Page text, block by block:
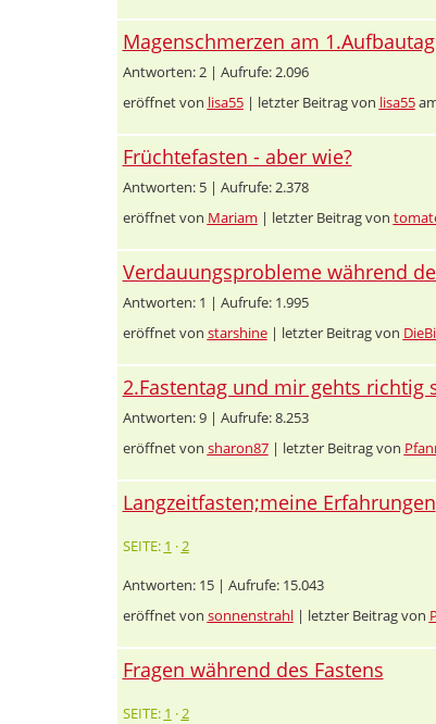
Magenschmerzen am 1.Aufbautag
Antworten: 2 | Aufrufe: 2.096
eröffnet von lisa55| letzter Beitrag von lisa55
Früchtefasten - aber wie?
Antworten: 5 | Aufrufe: 2.378
eröffnet von Mariam | letzter Beitrag von
Verdauungsprobleme während
Antworten: 1 | Aufrufe: 1.995
eröffnet von starshine| letzter Beitrag von
2.Fastentag und mir gehts richtig
Antworten: 9 | Aufrufe: 8.253
eröffnet von sharon87| letzter Beitrag von
Langzeitfasten;meine Erfahrungen
SEITE: 1 ·2
Antworten: 15 | Aufrufe: 15.043
eröffnet von sonnenstrahl| letzter Beitrag von
Fragen während des Fastens
SEITE: 1 ·2